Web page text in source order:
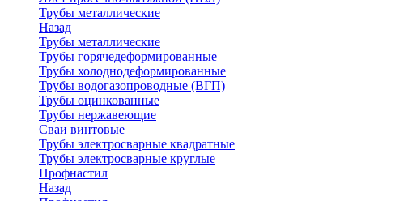
Трубы металлические
Назад
Трубы металлические
Трубы горячедеформированные
Трубы холоднодеформированные
Трубы водогазопроводные (ВГП)
Трубы оцинкованные
Трубы нержавеющие
Сваи винтовые
Трубы электросварные квадратные
Трубы электросварные круглые
Профнастил
Назад